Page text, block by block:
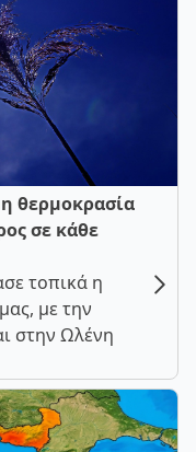
θερμοκρασία
σε κάθε
τοπικά η
με την
στην Ωλένη